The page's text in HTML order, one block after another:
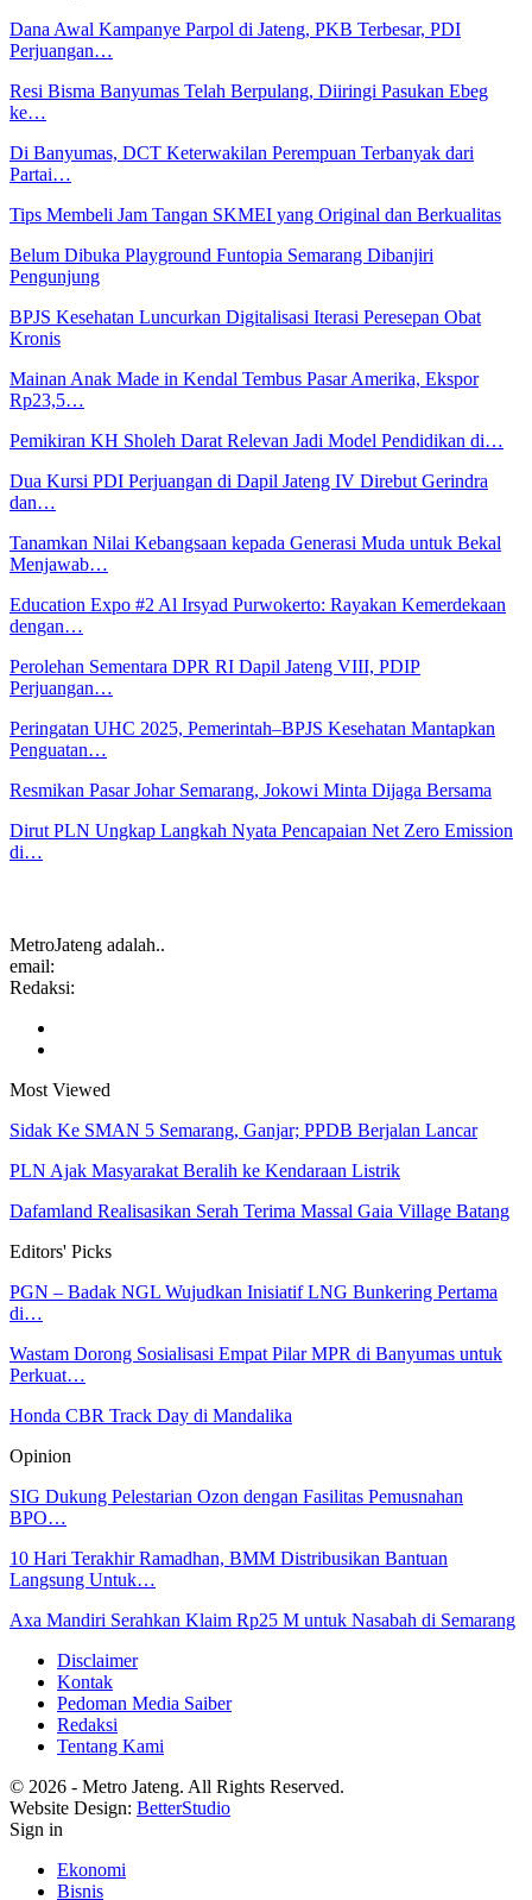
Dana Awal Kampanye Parpol di Jateng, PKB Terbesar, PDI
Perjuangan…
Resi Bisma Banyumas Telah Berpulang, Diiringi Pasukan Ebeg
ke…
Di Banyumas, DCT Keterwakilan Perempuan Terbanyak dari
Partai…
Tips Membeli Jam Tangan SKMEI yang Original dan Berkualitas
Belum Dibuka Playground Funtopia Semarang Dibanjiri
Pengunjung
BPJS Kesehatan Luncurkan Digitalisasi Iterasi Peresepan Obat
Kronis
Mainan Anak Made in Kendal Tembus Pasar Amerika, Ekspor
Rp23,5…
Pemikiran KH Sholeh Darat Relevan Jadi Model Pendidikan di…
Dua Kursi PDI Perjuangan di Dapil Jateng IV Direbut Gerindra
dan…
Tanamkan Nilai Kebangsaan kepada Generasi Muda untuk Bekal
Menjawab…
Education Expo #2 Al Irsyad Purwokerto: Rayakan Kemerdekaan
dengan…
Perolehan Sementara DPR RI Dapil Jateng VIII, PDIP
Perjuangan…
Peringatan UHC 2025, Pemerintah–BPJS Kesehatan Mantapkan
Penguatan…
Resmikan Pasar Johar Semarang, Jokowi Minta Dijaga Bersama
Dirut PLN Ungkap Langkah Nyata Pencapaian Net Zero Emission
di…
MetroJateng adalah..
email:
Redaksi:
Most Viewed
Sidak Ke SMAN 5 Semarang, Ganjar; PPDB Berjalan Lancar
PLN Ajak Masyarakat Beralih ke Kendaraan Listrik
Dafamland Realisasikan Serah Terima Massal Gaia Village Batang
Editors' Picks
PGN – Badak NGL Wujudkan Inisiatif LNG Bunkering Pertama
di…
Wastam Dorong Sosialisasi Empat Pilar MPR di Banyumas untuk
Perkuat…
Honda CBR Track Day di Mandalika
Opinion
SIG Dukung Pelestarian Ozon dengan Fasilitas Pemusnahan
BPO…
10 Hari Terakhir Ramadhan, BMM Distribusikan Bantuan
Langsung Untuk…
Axa Mandiri Serahkan Klaim Rp25 M untuk Nasabah di Semarang
Disclaimer
Kontak
Pedoman Media Saiber
Redaksi
Tentang Kami
© 2026 - Metro Jateng. All Rights Reserved.
Website Design: BetterStudio
Sign in
Ekonomi
Bisnis